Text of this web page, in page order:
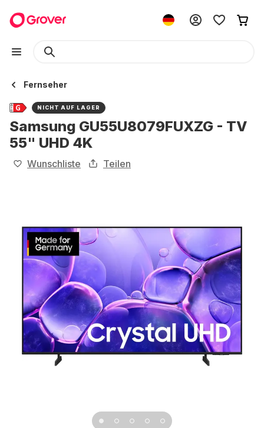
Fernseher
NICHT AUF LAGER
Samsung GU55U8079FUXZG - TV
55" UHD 4K
Wunschliste Teilen